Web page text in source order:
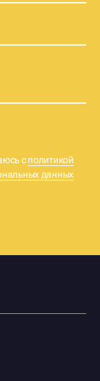
сполитикой
данных